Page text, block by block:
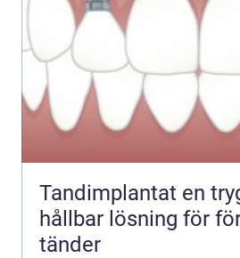
Tandimplantat en trygg och
hållbar lösning för
tänder